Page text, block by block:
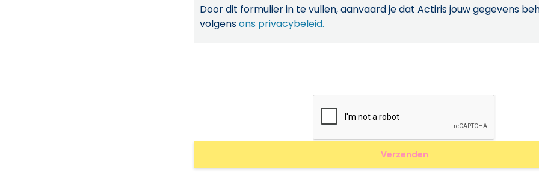
Door dit formulier in te vullen, aanvaard je dat Actiris jouw gegevens
volgensons privacybeleid.